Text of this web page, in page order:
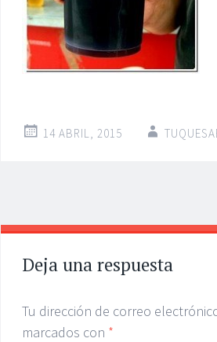
14 ABRIL, 2015
Navegador
de
artículos
←
Deja una respuesta
Tu dirección de correo
marcados con *